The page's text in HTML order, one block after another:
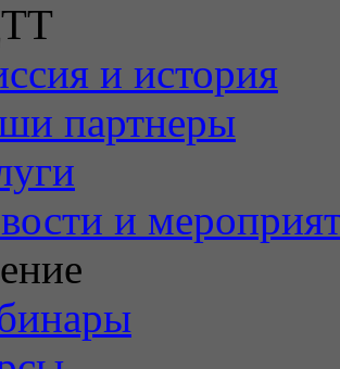
и история
партнеры
и